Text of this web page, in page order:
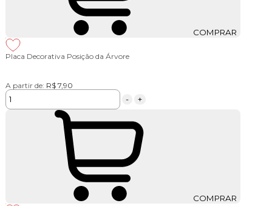
COMPRAR
Placa Decorativa Posição da Árvore
A partir de: R$ 7,90
- +
COMPRAR